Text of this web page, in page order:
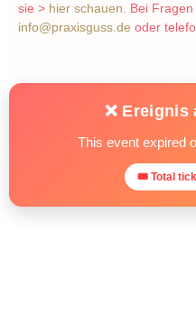
sie > hier schauen . Bei
info@praxisguss.de oder
❌ Ereignis
This event expired
🎟 Total